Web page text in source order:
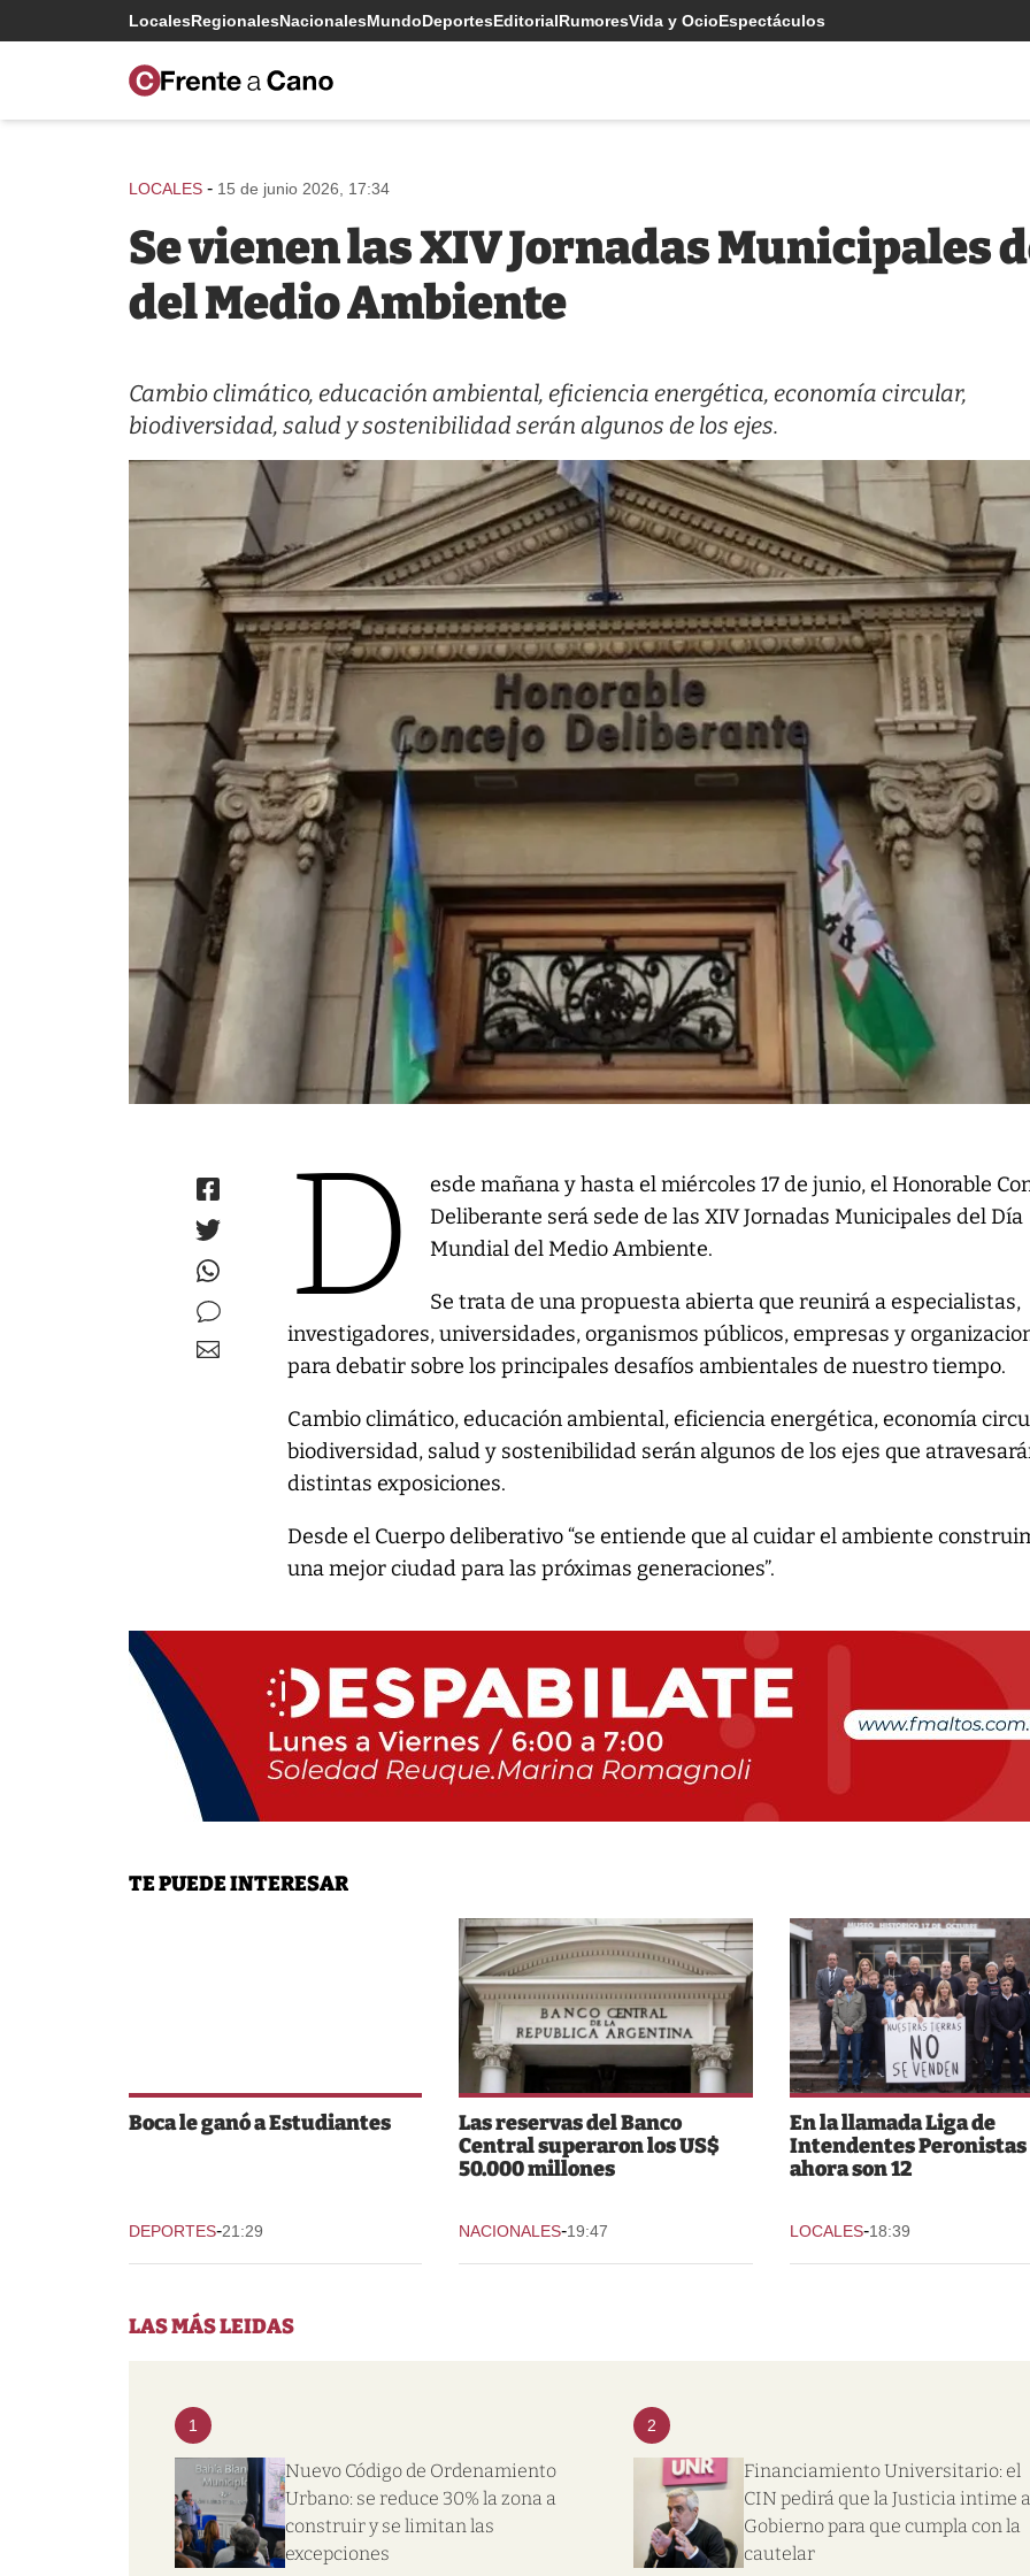
LocalesRegionalesNacionalesMundoDeportesEditorialRumoresVida y OcioEspectáculos
LOCALES - 15 de junio 2026, 17:34
Se vienen las XIV Jornadas Municipales
del Medio Ambiente
Cambio climático, educación ambiental, eficiencia energética, economía circular,
biodiversidad, salud y sostenibilidad serán algunos de los ejes.
D
esde mañana y hasta el miércoles 17 de junio, el Honorable
Deliberante será sede de las XIV Jornadas Municipales del Día
Mundial del Medio Ambiente.
Se trata de una propuesta abierta que reunirá a especialistas,
investigadores, universidades, organismos públicos, empresas y
para debatir sobre los principales desafíos ambientales de nuestro tiempo.
Cambio climático, educación ambiental, eficiencia energética, economía
biodiversidad, salud y sostenibilidad serán algunos de los ejes que
distintas exposiciones.
Desde el Cuerpo deliberativo “se entiende que al cuidar el ambiente
una mejor ciudad para las próximas generaciones”.
TE PUEDE INTERESAR
Boca le ganó a Estudiantes
DEPORTES-21:29
Las reservas del Banco
Central superaron los US$
50.000 millones
NACIONALES-19:47
En la llamada Liga de
Intendentes Peronistas
ahora son 12
LOCALES-18:39
LAS MÁS LEIDAS
1
Nuevo Código de Ordenamiento
Urbano: se reduce 30% la zona a
construir y se limitan las
excepciones
2
Financiamiento Universitario: el
CIN pedirá que la Justicia intime
Gobierno para que cumpla con la
cautelar